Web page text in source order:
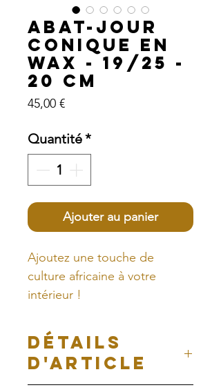
Abat-jour
conique en
Wax - 19/25 -
20 cm
45,00 €Prix
Quantité*
Ajouter au panier
Ajoutez une touche de
culture africaine à votre
intérieur !
Chaque abat-jour est une
oeuvre d'art en soi et un
témoignage du savoir-faire
artisanal.
DÉTAILS
D'ARTICLE